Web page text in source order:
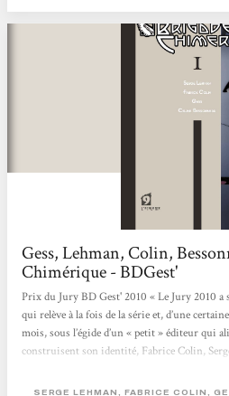
technique...
Gess, Lehman, Colin,
Chimérique - BDGest'
Prix du Jury BD Gest' 2010 « Le Jury 2010
qui relève à la fois de la série et, d’une
mois, sous l’égide d’un « petit » éditeur qui
construisent son identité, Fabrice Colin,
sur le continent européen au cours d’une
SERGE LEHMAN, FABRICE COLIN,